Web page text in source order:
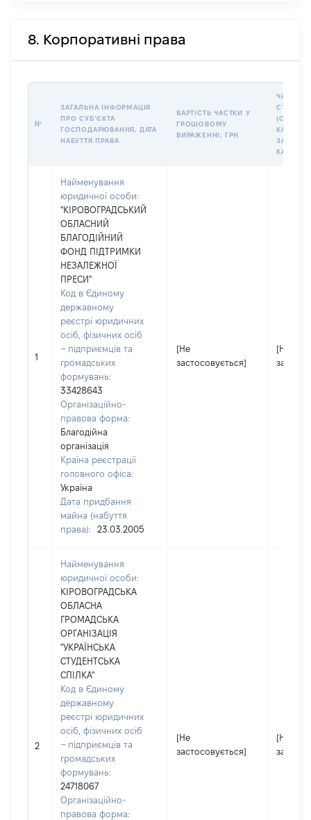
8. Корпоративні права
№
ЗАГАЛЬНА ІНФОРМАЦІЯ
ПРО СУБʼЄКТА
ГОСПОДАРЮВАННЯ, ДАТА
НАБУТТЯ ПРАВА
ВАРТІСТЬ ЧАСТКИ У
ГРОШОВОМУ
ВИРАЖЕННІ, ГРН
ЧАСТКА
1
Найменування
юридичної особи:
"КІРОВОГРАДСЬКИЙ
ОБЛАСНИЙ
БЛАГОДІЙНИЙ
ФОНД ПІДТРИМКИ
НЕЗАЛЕЖНОЇ
ПРЕСИ"
Код в Єдиному
державному
реєстрі юридичних
осіб, фізичних осіб
– підприємців та
громадських
формувань:
33428643
Організаційно-
правова форма:
Благодійна
організація
Країна реєстрації
головного офіса:
Україна
Дата придбання
майна (набуття
права):
23.03.2005
[Не
застосовується]
[Не
2
Найменування
юридичної особи:
КІРОВОГРАДСЬКА
ОБЛАСНА
ГРОМАДСЬКА
ОРГАНІЗАЦІЯ
"УКРАЇНСЬКА
СТУДЕНТСЬКА
СПІЛКА"
Код в Єдиному
державному
реєстрі юридичних
осіб, фізичних осіб
– підприємців та
громадських
формувань:
24718067
Організаційно-
правова форма:
[Не
застосовується]
[Не